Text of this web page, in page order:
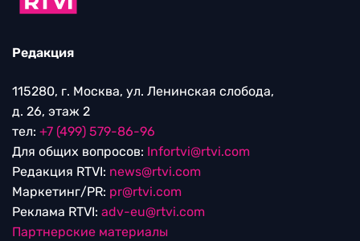
Редакция
115280, г. Москва, ул. Ленинская слобода,
д. 26, этаж 2
тел: +7 (499) 579-86-96
Для общих вопросов: Infortvi@rtvi.com
Редакция RTVI: news@rtvi.com
Маркетинг/PR: pr@rtvi.com
Реклама RTVI: adv-eu@rtvi.com
Партнерские материалы